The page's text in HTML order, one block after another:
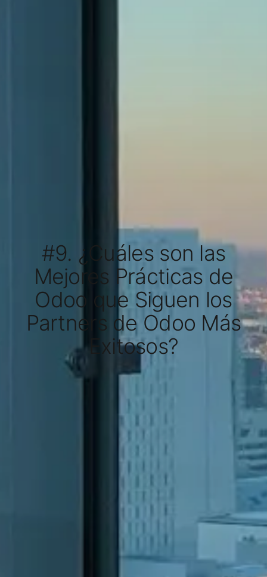
#9. ¿Cuáles son las
Mejores Prácticas de
Odoo que Siguen los
Partners de Odoo Más
Exitosos?